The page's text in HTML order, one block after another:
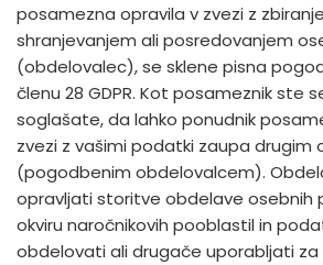
posamezna opravila v zvezi z
shranjevanjem ali posredovanjem
(obdelovalec), se sklene pisna
členu 28 GDPR. Kot posameznik ste
soglašate, da lahko ponudnik
zvezi z vašimi podatki zaupa drugim
(pogodbenim obdelovalcem).
opravljati storitve obdelave osebnih
okviru naročnikovih pooblastil in
obdelovati ali drugače uporabljati za